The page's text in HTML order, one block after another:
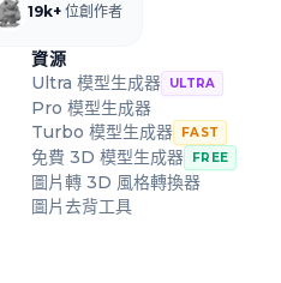
19k+ 位創作者
資源
Ultra 模型生成器
ULTRA
Pro 模型生成器
Turbo 模型生成器
FAST
免費 3D 模型生成器 FREE
圖片轉 3D 風格轉換器
圖片去背工具